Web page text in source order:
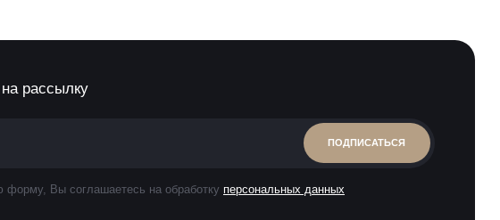
рассылку
ПОДПИСАТЬСЯ
форму, Вы соглашаетесь на обработку персональных данных